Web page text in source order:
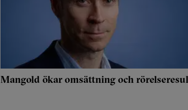
Mangold ökar omsättning och